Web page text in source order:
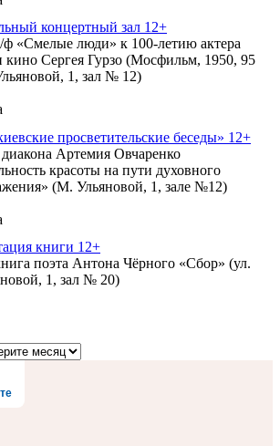
концертный зал 12+
ф «Смелые люди» к 100-летию актера
кино Сергея Гурзо (Мосфильм, 1950, 95
1, зал № 12)
просветительские беседы» 12+
Артемия Овчаренко
красоты на пути духовного
(М. Ульяновой, 1, зале №12)
книги 12+
поэта Антона Чёрного «Сбор» (ул.
1, зал № 20)